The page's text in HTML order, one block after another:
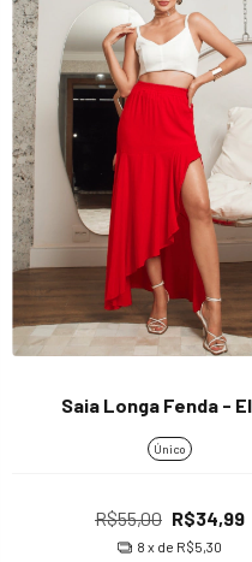
Saia Longa Fenda -
Único
R$55,00 R$34,99
8 x de R$5,30